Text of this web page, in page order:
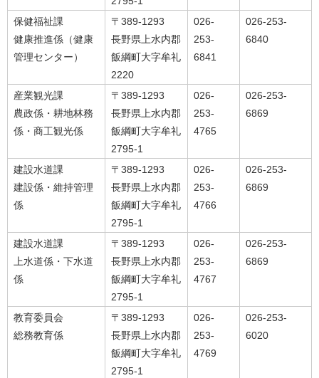
保健福祉課
健康推進係（健康
管理センター）
〒389-1293
長野県上水内郡
飯綱町大字牟礼
2220
026-
253-
6841
026-253-
6840
産業観光課
農政係・耕地林務
係・商工観光係
〒389-1293
長野県上水内郡
飯綱町大字牟礼
2795-1
026-
253-
4765
026-253-
6869
建設水道課
建設係・維持管理
係
〒389-1293
長野県上水内郡
飯綱町大字牟礼
2795-1
026-
253-
4766
026-253-
6869
建設水道課
上水道係・下水道
係
〒389-1293
長野県上水内郡
飯綱町大字牟礼
2795-1
026-
253-
4767
026-253-
6869
教育委員会
総務教育係
〒389-1293
長野県上水内郡
飯綱町大字牟礼
2795-1
026-
253-
4769
026-253-
6020